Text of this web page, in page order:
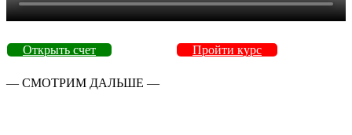
Открыть счет Пройти курс
— СМОТРИМ ДАЛЬШЕ —